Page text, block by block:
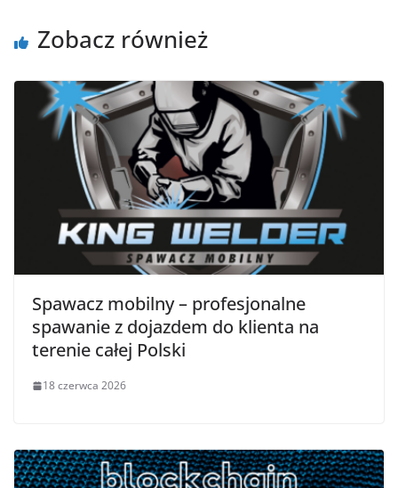
Zobacz również
Spawacz mobilny – profesjonalne
spawanie z dojazdem do klienta na
terenie całej Polski
18 czerwca 2026